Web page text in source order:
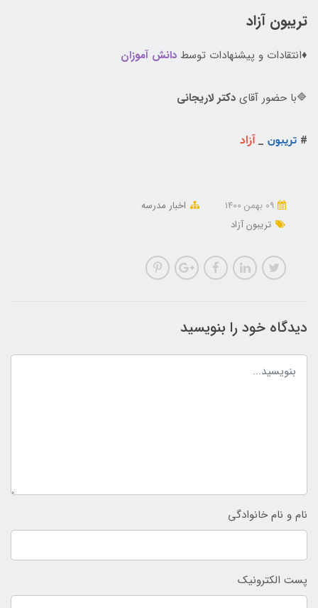
تریبون آزاد
♦️انتقادات و پیشنهادات توسط دانش آموزان
🔷با حضور آقای دکتر لاریجانی
# تریبون _آزاد
اخبار مدرسه
تریبون آزاد
دیدگاه خود را بنویسید
نام و نام خانوادگی
پست الکترونیک